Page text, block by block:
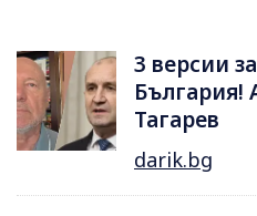
3 версии
България!
Тагарев
darik.bg